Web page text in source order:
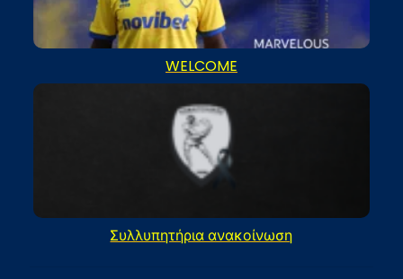
WELCOME
Συλλυπητήρια ανακοίνωση